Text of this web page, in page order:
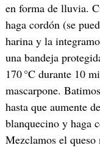
en forma de lluvia.
haga cordón (se
harina y la
una bandeja
170 °C durante 10
mascarpone.
hasta que aumente
blanquecino y haga
Mezclamos el queso